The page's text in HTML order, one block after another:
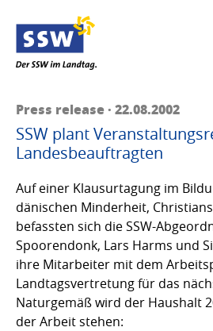
Press release · 22.08.2002
SSW plant
Landesbeauftragten
Auf einer Klausurtagung im
dänischen Minderheit,
befassten sich die SSW-
Spoorendonk, Lars Harms und
ihre Mitarbeiter mit dem
Landtagsvertretung für das
Naturgemäß wird der Haushalt
der Arbeit stehen: